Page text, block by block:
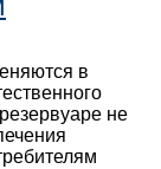
в
не